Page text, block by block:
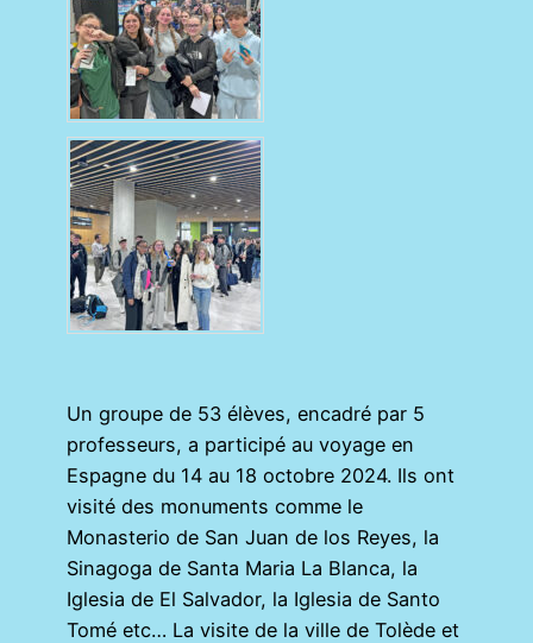
Un groupe de 53 élèves, encadré par 5
professeurs, a participé au voyage en
Espagne du 14 au 18 octobre 2024. Ils ont
visité des monuments comme le
Monasterio de San Juan de los Reyes, la
Sinagoga de Santa Maria La Blanca, la
Iglesia de El Salvador, la Iglesia de Santo
Tomé etc… La visite de la ville de Tolède et